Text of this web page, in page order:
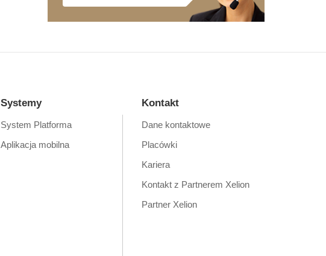
Systemy
System Platforma
Aplikacja mobilna
Kontakt
Dane kontaktowe
Placówki
Kariera
Kontakt z Partnerem Xelion
Partner Xelion